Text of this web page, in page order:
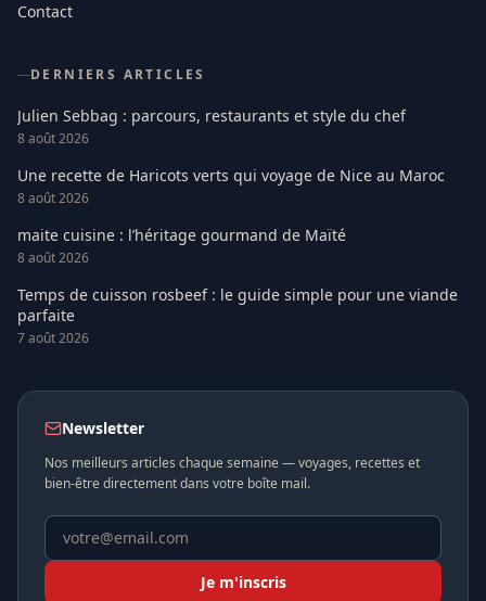
Contact
DERNIERS ARTICLES
Julien Sebbag : parcours, restaurants et style du chef
8 août 2026
Une recette de Haricots verts qui voyage de Nice au Maroc
8 août 2026
maite cuisine : l’héritage gourmand de Maïté
8 août 2026
Temps de cuisson rosbeef : le guide simple pour une viande
parfaite
7 août 2026
Newsletter
Nos meilleurs articles chaque semaine — voyages, recettes et
bien-être directement dans votre boîte mail.
Je m'inscris